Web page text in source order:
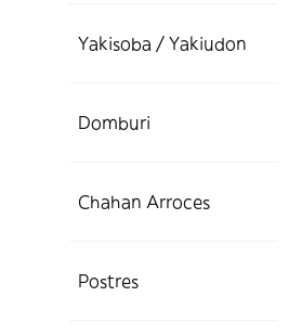
Yakisoba / Yakiudon
Domburi
Chahan Arroces
Postres